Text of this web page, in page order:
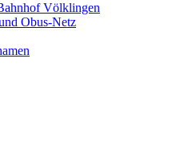
Völklingen
Obus-Netz